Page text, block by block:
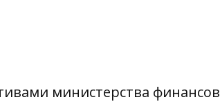
министерства финансов